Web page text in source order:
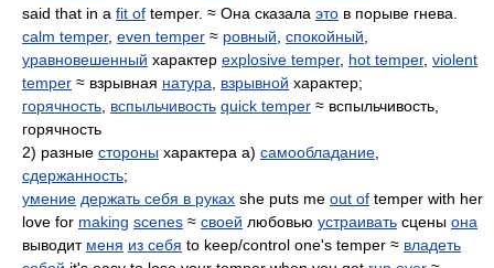
said that in a fit of temper. ≈ Она сказала это в порыве гнева.
calm temper, even temper ≈ ровный спокойный
уравновешенный характер explosive temper, hot temper, violent
temper ≈ взрывная натура взрывной характер;
горячность вспыльчивость quick temper ≈ вспыльчивость,
горячность
2) разные стороны характера а) самообладание
сдержанность;
умение держать себя в руках she puts me out of temper with her
love for making scenes ≈ своей любовью устраивать сцены она
выводит меня из себя to keep/control one's temper ≈ владеть